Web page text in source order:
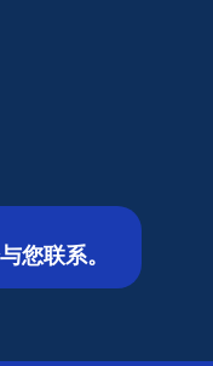
您联系。